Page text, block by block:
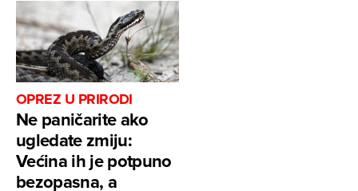
OPREZ U PRIRODI
Ne paničarite ako
ugledate zmiju:
Većina ih je potpuno
bezopasna, a